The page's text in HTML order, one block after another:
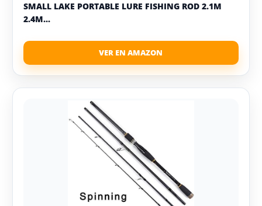
SMALL LAKE PORTABLE LURE FISHING ROD 2.1M
2.4M...